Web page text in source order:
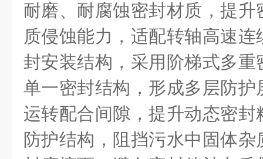
耐磨、耐腐蚀密封材质，提
质侵蚀能力，适配转轴高速
封安装结构，采用阶梯式多
单一密封结构，形成多层防
运转配合间隙，提升动态密
防护结构，阻挡污水中固体